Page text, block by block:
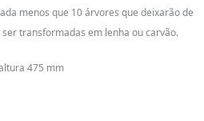
menos que 10 árvores que deixarão de
transformadas em lenha ou carvão.
475 mm